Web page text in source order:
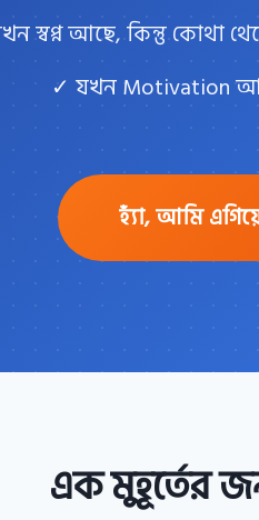
স্বপ্ন আছে, কিন্তু কোথা
✓ যখন Motivation
হ্যাঁ, আমি
এক মুহূর্তের